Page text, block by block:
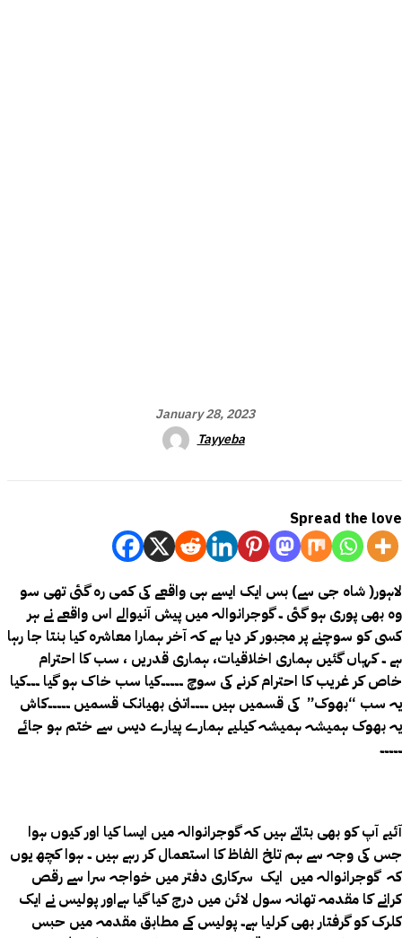
January 28, 2023
Tayyeba
Spread the love
لاہور( شاہ جی سے) بس ایک ایسے ہی واقعے کی کمی رہ گئی تھی سو
وہ بھی پوری ہو گئی ۔ گوجرانوالہ میں پیش آنیوالے اس واقعے نے ہر
کسی کو سوچنے پر مجبور کر دیا ہے کہ آخر ہمارا معاشرہ کیا بنتا جا رہا
ہے ۔ کہاں گئیں ہماری اخلاقیات، ہماری قدریں ، سب کا احترام
خاص کر غریب کا احترام کرنے کی سوچ ۔۔۔۔۔کیا سب خاک ہو گیا ۔۔۔کیا
یہ سب “بھوک” کی قسمیں ہیں ۔۔۔۔اتنی بھیانک قسمیں ۔۔۔۔۔کاش
یہ بھوک ہمیشہ ہمیشہ کیلیے ہمارے پیارے دیس سے ختم ہو جائے
۔۔۔۔۔
آئیے آپ کو بھی بتاتے ہیں کہ گوجرانوالہ میں ایسا کیا اور کیوں ہوا
جس کی وجہ سے ہم تلخ الفاظ کا استعمال کر رہے ہیں ۔ ہوا کچھ یوں
کہ گوجرانوالہ میں ایک سرکاری دفتر میں خواجہ سرا سے رقص
کرانے کا مقدمہ تھانہ سول لائن میں درج کیا گیا ہےاور پولیس نے ایک
کلرک کو گرفتار بھی کرلیا ہے۔ پولیس کے مطابق مقدمہ میں حبس